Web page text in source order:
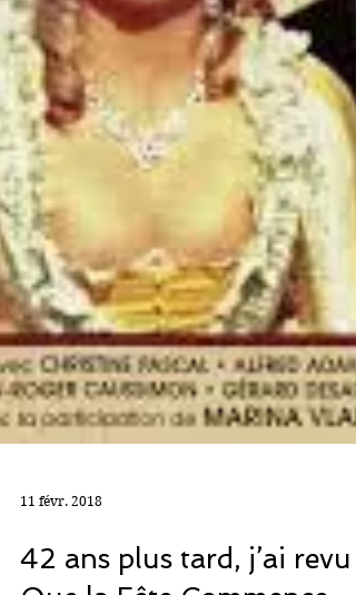
11 févr. 2018